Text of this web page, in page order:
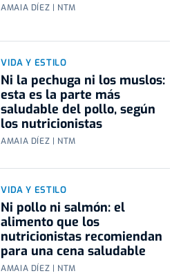
AMAIA DÍEZ | NTM
VIDA Y ESTILO
Ni la pechuga ni los muslos:
esta es la parte más
saludable del pollo, según
los nutricionistas
AMAIA DÍEZ | NTM
VIDA Y ESTILO
Ni pollo ni salmón: el
alimento que los
nutricionistas recomiendan
para una cena saludable
AMAIA DÍEZ | NTM